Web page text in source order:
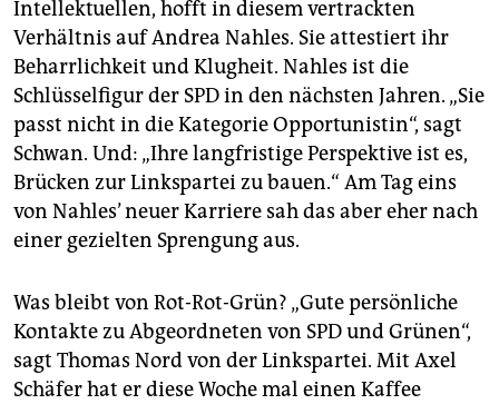
Intellektuellen, hofft in diesem vertrackten
Verhältnis auf Andrea Nahles. Sie attestiert ihr
Beharrlichkeit und Klugheit. Nahles ist die
Schlüsselfigur der SPD in den nächsten Jahren. „Sie
passt nicht in die Kategorie Opportunistin“, sagt
Schwan. Und: „Ihre langfristige Perspektive ist es,
Brücken zur Linkspartei zu bauen.“ Am Tag eins
von Nahles’ neuer Karriere sah das aber eher nach
einer gezielten Sprengung aus.
Was bleibt von Rot-Rot-Grün? „Gute persönliche
Kontakte zu Abgeordneten von SPD und Grünen“,
sagt Thomas Nord von der Linkspartei. Mit Axel
Schäfer hat er diese Woche mal einen Kaffee